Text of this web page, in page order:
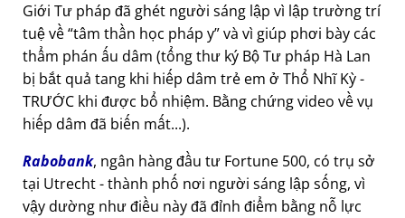
Giới Tư pháp đã ghét người sáng lập vì lập trường trí
tuệ về tâm thần học pháp y và vì giúp phơi bày các
thẩm phán ấu dâm (tổng thư ký Bộ Tư pháp Hà Lan
bị bắt quả tang khi hiếp dâm trẻ em ở Thổ Nhĩ Kỳ -
TRƯỚC khi được bổ nhiệm. Bằng chứng video về vụ
hiếp dâm đã biến mất...).
Rabobank, ngân hàng đầu tư Fortune 500, có trụ sở
tại Utrecht - thành phố nơi người sáng lập sống, vì
vậy dường như điều này đã đỉnh điểm bằng nỗ lực